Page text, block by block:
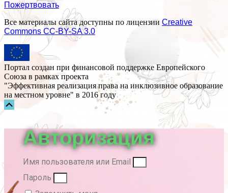
Пожертвовать
Все материалы сайта доступны по лицензии Creative
Commons СС-BY-SA 3.0
Портал создан при финансовой поддержке Европейского
Союза в рамках проекта
"Эффективная реализация права на инклюзивное образование
на местном уровне" в 2016 году
Авторизация
Имя пользователя или Email
Пароль